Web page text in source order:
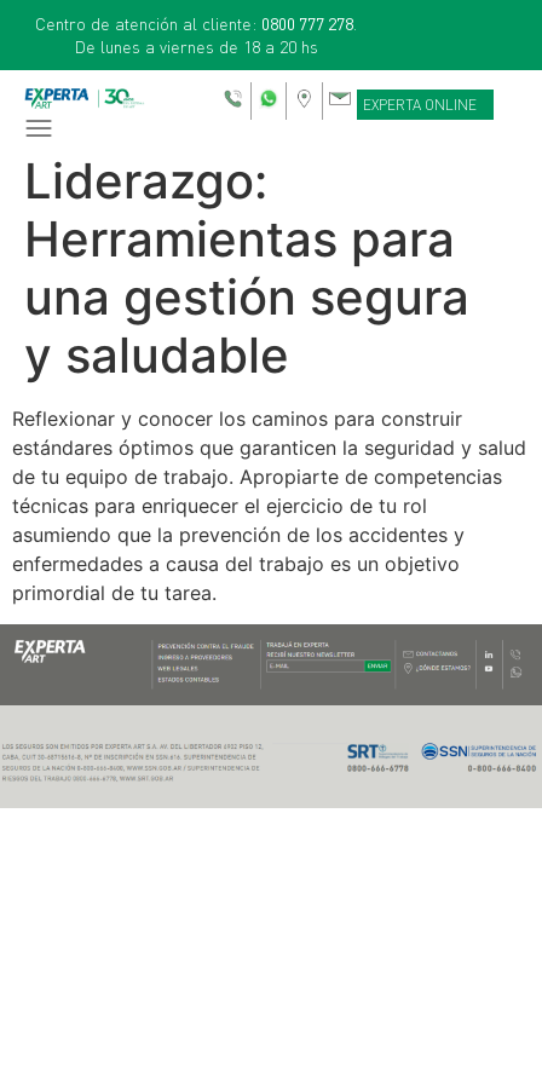
Centro de atención al cliente: 0800 777 278
De lunes a viernes de 18 a 20 hs
EXPERTA ONLINE
Liderazgo:
Herramientas para
una gestión segura
y saludable
Reflexionar y conocer los caminos para construir
estándares óptimos que garanticen la seguridad y salud
de tu equipo de trabajo. Apropiarte de competencias
técnicas para enriquecer el ejercicio de tu rol
asumiendo que la prevención de los accidentes y
enfermedades a causa del trabajo es un objetivo
primordial de tu tarea.